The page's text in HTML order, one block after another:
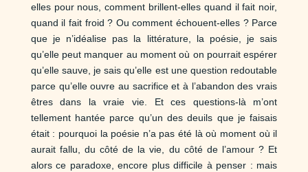
elles pour nous, comment brillent-elles quand il fait noir,
quand il fait froid ? Ou comment échouent-elles ? Parce
que je n’idéalise pas la littérature, la poésie, je sais
qu’elle peut manquer au moment où on pourrait espérer
qu’elle sauve, je sais qu’elle est une question redoutable
parce qu’elle ouvre au sacrifice et à l’abandon des vrais
êtres dans la vraie vie. Et ces questions-là m’ont
tellement hantée parce qu’un des deuils que je faisais
était : pourquoi la poésie n’a pas été là où moment où il
aurait fallu, du côté de la vie, du côté de l’amour ? Et
alors ce paradoxe, encore plus difficile à penser : mais